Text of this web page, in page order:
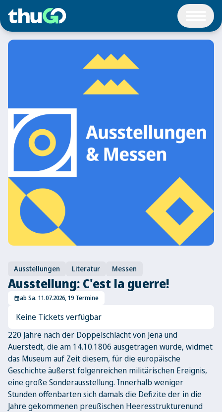
Ausstellungen Literatur Messen
Ausstellung: C'est la guerre!
eventab Sa. 11.07.2026, 19 Termine
Keine Tickets verfügbar
220 Jahre nach der Doppelschlacht von Jena und
Auerstedt, die am 14.10.1806 ausgetragen wurde, widmet
das Museum auf Zeit diesem, für die europäische
Geschichte äußerst folgenreichen militärischen Ereignis,
eine große Sonderausstellung. Innerhalb weniger
Stunden offenbarten sich damals die Defizite der in die
Jahre gekommenen preußischen Heeresstrukturenund